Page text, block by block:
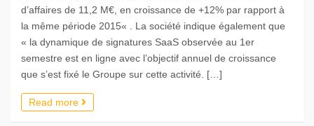
d’affaires de 11,2 M€, en croissance de +12% par rapport à
la même période 2015« . La société indique également que
« la dynamique de signatures SaaS observée au 1er
semestre est en ligne avec l’objectif annuel de croissance
que s’est fixé le Groupe sur cette activité. […]
Read more